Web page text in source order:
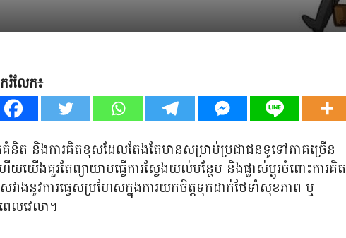
រំលែក៖
ត់គំនិត និងការគិតខុសដែលតែងតែមានសម្រាប់ប្រជាជនទូទៅភាគច្រើន
យើងគួរតែព្យាយាមធ្វើការស្វែងយល់បន្ថែម និងផ្លាស់ប្ដូរចំពោះការគិត
ាងនូវការធ្វេសប្រហែសក្នុងការយកចិត្តទុកដាក់ថែទាំសុខភាព ឬ
េលវេលា។